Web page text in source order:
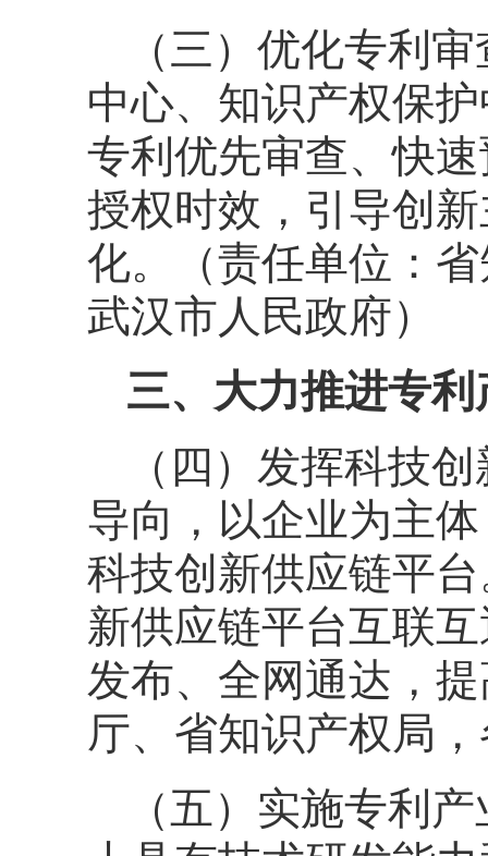
（三）优化专利
中心、知识产权保
专利优先审查、快
授权时效，引导创
化。（责任单位：
武汉市人民政府）
三、大力推进专利
（四）发挥科技
导向，以企业为主
科技创新供应链平
新供应链平台互联
发布、全网通达，
厅、省知识产权局
（五）实施专利